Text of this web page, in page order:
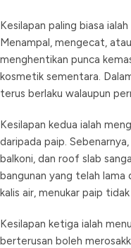
Kesilapan paling biasa
Menampal, mengecat,
menghentikan punca
kosmetik sementara.
terus berlaku walaupun
Kesilapan kedua ialah
daripada paip.
balkoni, dan roof slab
bangunan yang telah lama
kalis air, menukar paip
Kesilapan ketiga ialah
berterusan boleh